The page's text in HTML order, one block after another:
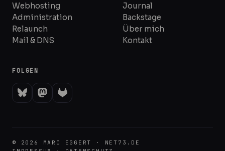
Webhosting
Administration
Relaunch
Mail & DNS
Journal
Backstage
Über mich
Kontakt
FOLGEN
© 2026 MARC EGGERT · NET73.DE